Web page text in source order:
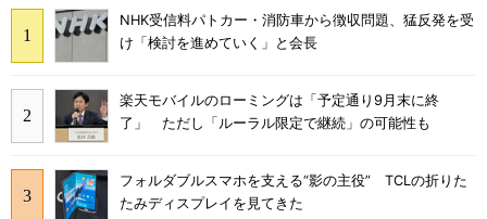
NHK受信料パトカー・消防車から徴収問題、猛反発を受
け「検討を進めていく」と会長
楽天モバイルのローミングは「予定通り9月末に終
了」 ただし「ルーラル限定で継続」の可能性も
フォルダブルスマホを支える“影の主役” TCLの折りた
たみディスプレイを見てきた